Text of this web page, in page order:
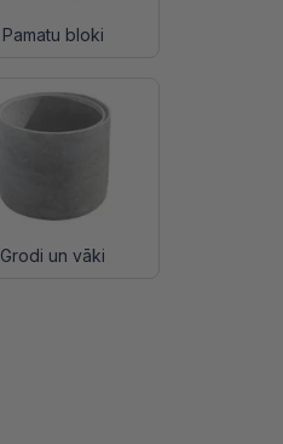
Pamatu bloki
Grodi un vāki